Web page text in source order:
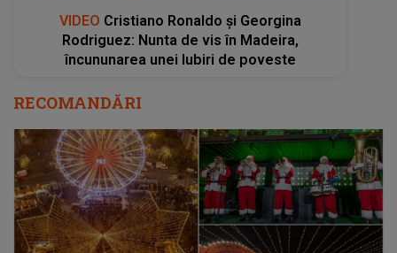
Concerte la Târgul de Crăciun din București!
Artiștii care vor urca pe scenă și programul
pe zile